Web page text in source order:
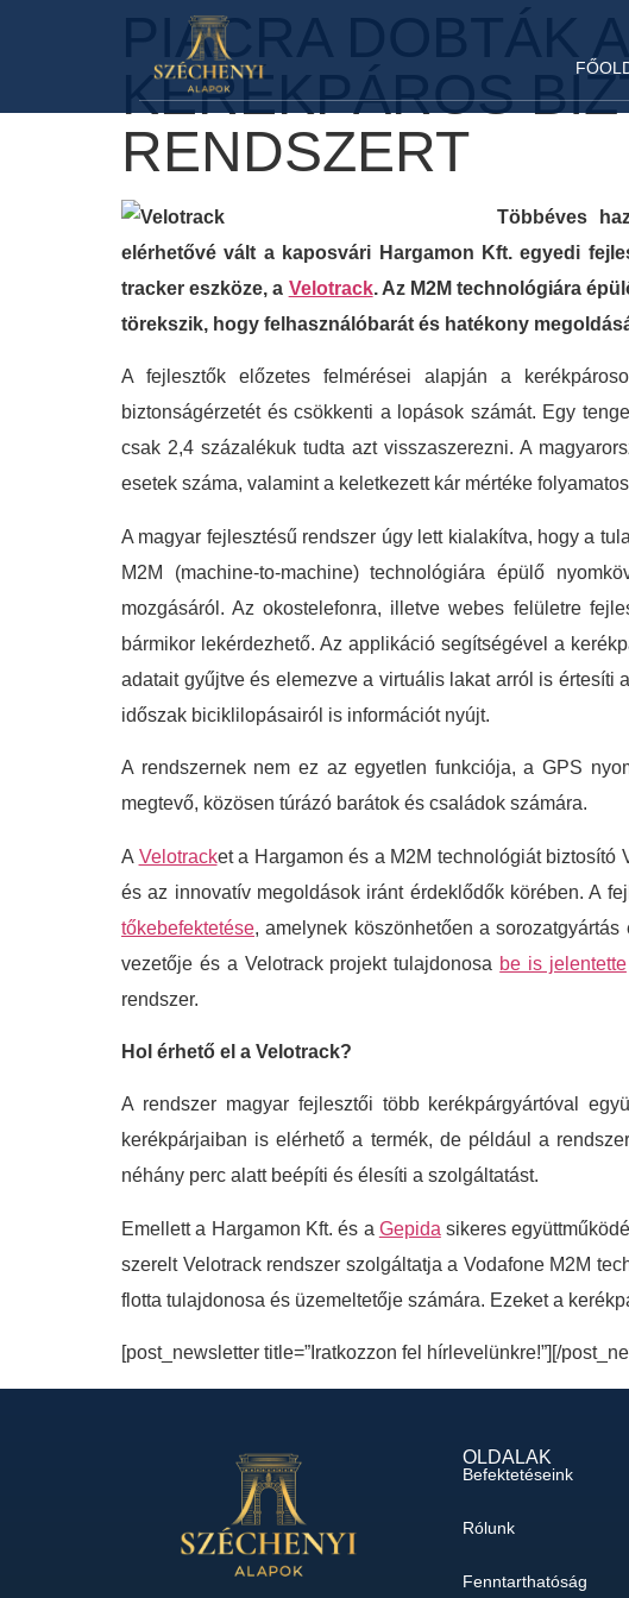
PIACRA DOBTÁK
KERÉKPÁROS
RENDSZERT
Többéves
elérhetővé vált a kaposvári Hargamon Kft. egyedi
tracker eszköze, a Velotrack. Az M2M technológiára
törekszik, hogy felhasználóbarát és hatékony
A fejlesztők előzetes felmérései alapján a
biztonságérzetét és csökkenti a lopások számát. Egy
csak 2,4 százalékuk tudta azt visszaszerezni. A
esetek száma, valamint a keletkezett kár mértéke
A magyar fejlesztésű rendszer úgy lett kialakítva, hogy a
M2M (machine-to-machine) technológiára épülő
mozgásáról. Az okostelefonra, illetve webes felületre
bármikor lekérdezhető. Az applikáció segítségével a
adatait gyűjtve és elemezve a virtuális lakat arról is
időszak biciklilopásairól is információt nyújt.
A rendszernek nem ez az egyetlen funkciója, a GPS
megtevő, közösen túrázó barátok és családok számára.
A Velotracket a Hargamon és a M2M technológiát biztosító
és az innovatív megoldások iránt érdeklődők körében. A
tőkebefektetése, amelynek köszönhetően a
vezetője és a Velotrack projekt tulajdonosa be is jelentette
rendszer.
Hol érhető el a Velotrack?
A rendszer magyar fejlesztői több kerékpárgyártóval
kerékpárjaiban is elérhető a termék, de például a
néhány perc alatt beépíti és élesíti a szolgáltatást.
Emellett a Hargamon Kft. és a Gepida sikeres
szerelt Velotrack rendszer szolgáltatja a Vodafone M2M
flotta tulajdonosa és üzemeltetője számára. Ezeket a
[post_newsletter title=”Iratkozzon fel hírlevelünkre!”][/
OLDALAK
Befektetéseink
Rólunk
Fenntarthatóság